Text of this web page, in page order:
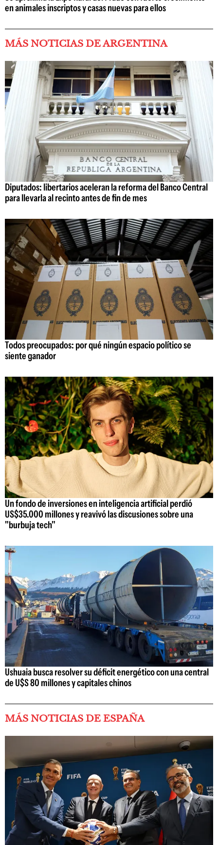
en animales inscriptos y casas nuevas para ellos
MÁS NOTICIAS DE ARGENTINA
Diputados: libertarios aceleran la reforma del Banco Central
para llevarla al recinto antes de fin de mes
Todos preocupados: por qué ningún espacio político se
siente ganador
Un fondo de inversiones en inteligencia artificial perdió
US$35.000 millones y reavivó las discusiones sobre una
"burbuja tech"
Ushuaia busca resolver su déficit energético con una central
de U$S 80 millones y capitales chinos
MÁS NOTICIAS DE ESPAÑA